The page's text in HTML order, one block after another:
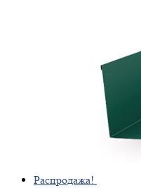
Распродажа!